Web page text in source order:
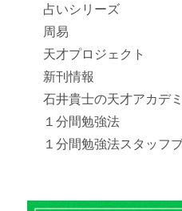
占いシリーズ
周易
天才プロジェクト
新刊情報
石井貴士の天才アカデ
１分間勉強法
１分間勉強法スタッフ